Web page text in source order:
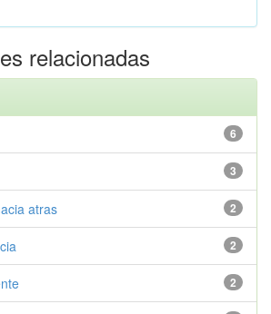
relacionadas
6
3
2
atras
2
2